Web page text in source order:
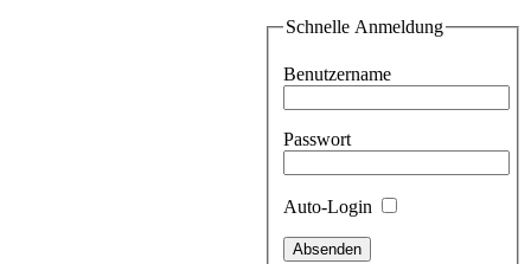
Schnelle Anmeldung
Benutzername
Passwort
Auto-Login